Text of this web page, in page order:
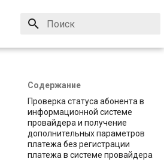
Содержание
Проверка статуса абонента в
информационной системе
провайдера и получение
дополнительных параметров
платежа без регистрации
платежа в системе провайдера